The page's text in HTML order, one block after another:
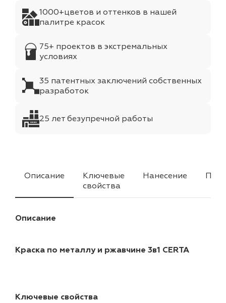
1000+цветов и оттенков в нашей
палитре красок
75+ проектов в экстремальных
условиях
35 патентных заключений собственных
разработок
25 лет безупречной работы
Описание
Ключевые
свойства
Нанесение
Описание
Краска по металлу и ржавчине 3в1 CERTA
Ключевые свойства